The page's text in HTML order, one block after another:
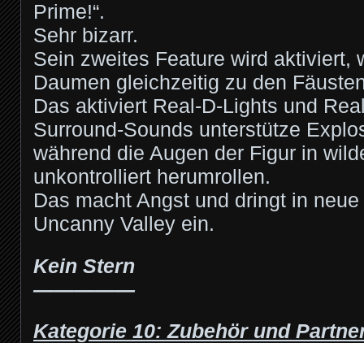
Prime!“.
Sehr bizarr.
Sein zweites Feature wird aktiviert,
Daumen gleichzeitig zu den
Das aktiviert Real-D-Lights und
Surround-Sounds unterstütze
während die Augen der Figur in
unkontrolliert herumrollen.
Das macht Angst und dringt in
Uncanny Valley ein.
Kein Stern
—————
Kategorie 10: Zubehör und